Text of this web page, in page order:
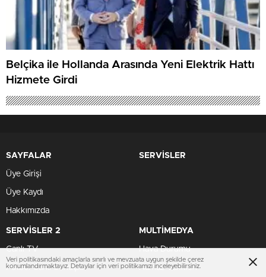
Belçika ile Hollanda Arasında Yeni Elektrik Hattı
Hizmete Girdi
SAYFALAR
Üye Girişi
Üye Kaydı
Hakkımızda
SERVİSLER
SERVİSLER 2
Canlı TV
Futbol Canlı Sonuçlar
MULTİMEDYA
Hava Durumu
Namaz Vakitleri
Veri politikasındaki amaçlarla sınırlı ve mevzuata uygun şekilde çerez
konumlandırmaktayız. Detaylar için veri politikamızı inceleyebilirsiniz.